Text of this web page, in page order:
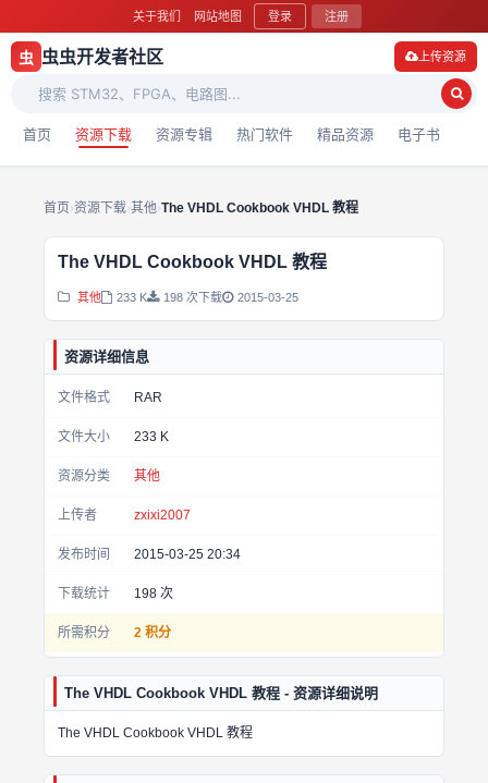
关于我们 网站地图 登录 注册
虫 虫虫开发者社区
首页 资源下载 资源专辑 热门软件 精品资源 电子书
上传资源
首页›资源下载›其他›The VHDL Cookbook VHDL 教程
The VHDL Cookbook VHDL 教程
其他 233 K 198 次下载 2015-03-25
资源详细信息
文件格式 RAR
文件大小 233 K
资源分类 其他
上传者 zxixi2007
发布时间 2015-03-25 20:34
下载统计 198 次
所需积分 2 积分
The VHDL Cookbook VHDL 教程 - 资源详细说明
The VHDL Cookbook VHDL 教程